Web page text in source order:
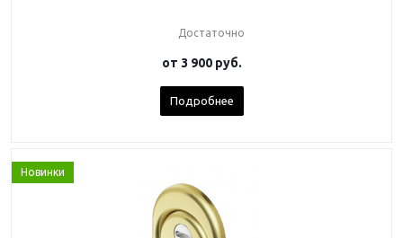
Достаточно
от 3 900 руб.
Подробнее
Новинки